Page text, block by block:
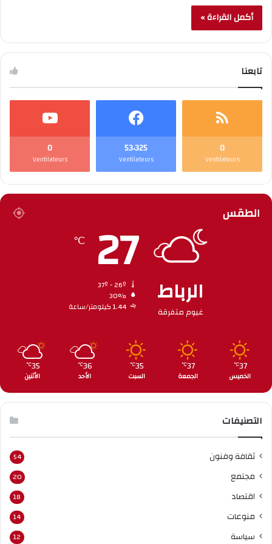
أكمل القراءة »
تابعنا
0
Ventilateurs
53٬325
Ventilateurs
0
Ventilateurs
الطقس
الرباط
غيوم متفرقة
27
℃
30%
1.44 كيلومتر/ساعة
37
℃
الخميس
37
℃
الجمعة
35
℃
السبت
36
℃
الأحد
35
℃
الأثنين
التصنيفات
ثقافة وفنون 54
مجتمع 20
اقتصاد 18
منوعات 14
سياسة 12